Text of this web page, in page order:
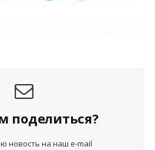
поделиться?
новость на наш e-mail